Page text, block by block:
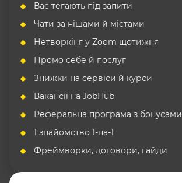
Вас тегають під запити
Чати за нішами й містами
Нетворкінг у Zoom щотижня
Промо себе й послуг
Знижки на сервіси й курси
Вакансії на JobHub
Реферальна програма з бонусами
1 знайомство 1-на-1
Фреймворки, договори, гайди